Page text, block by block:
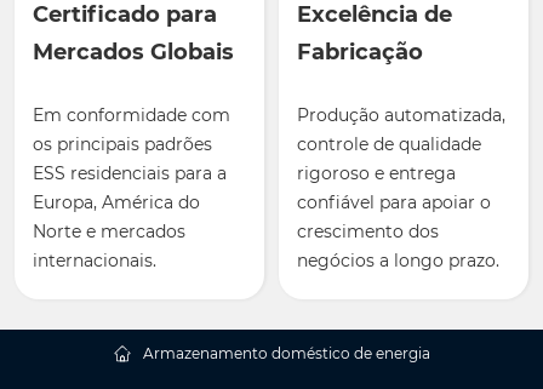
Certificado para
Mercados Globais
Em conformidade com
os principais padrões
ESS residenciais para a
Europa, América do
Norte e mercados
internacionais.
Excelência de
Fabricação
Produção automatizada,
controle de qualidade
rigoroso e entrega
confiável para apoiar o
crescimento dos
negócios a longo prazo.
Armazenamento doméstico de energia